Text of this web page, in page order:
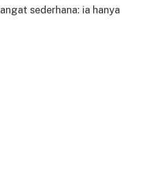
sederhana: ia hanya